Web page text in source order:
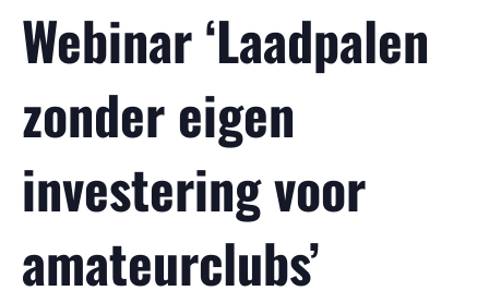
Webinar ‘Laadpalen
zonder eigen
investering voor
amateurclubs’